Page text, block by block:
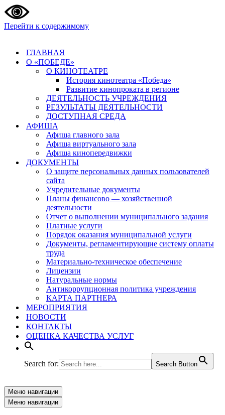
Перейти к содержимому
ГЛАВНАЯ
О «ПОБЕДЕ»
О КИНОТЕАТРЕ
История кинотеатра «Победа»
Развитие кинопроката в регионе
ДЕЯТЕЛЬНОСТЬ УЧРЕЖДЕНИЯ
РЕЗУЛЬТАТЫ ДЕЯТЕЛЬНОСТИ
ДОСТУПНАЯ СРЕДА
АФИША
Афиша главного зала
Афиша виртуального зала
Афиша кинопередвижки
ДОКУМЕНТЫ
О защите персональных данных пользователей
сайта
Учредительные документы
Планы финансово — хозяйственной
деятельности
Отчет о выполнении муниципального задания
Платные услуги
Порядок оказания муниципальной услуги
Документы, регламентирующие систему оплаты
труда
Материально-техническое обеспечение
Лицензии
Натуральные нормы
Антикоррупционная политика учреждения
КАРТА ПАРТНЕРА
МЕРОПРИЯТИЯ
НОВОСТИ
КОНТАКТЫ
ОЦЕНКА КАЧЕСТВА УСЛУГ
Search for: Search Button
Меню навигации
Меню навигации